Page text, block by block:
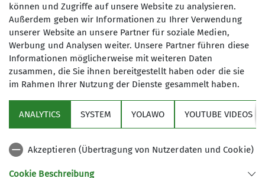
Danach gings dann sehr gut gestärkt weiter nach
oben, mehr oder weniger engagiert und mit mehr
oder weniger ausladendem Vorbau aufgrund des
nun angewachsenen Delikatessengewölbes.
Nächster Stopp war auf Höhe der ehemaligen
Grüntenhütte. Hier musste ich die Gruppe dann
Glücklicherweise, war Maren, unsere ebenfalls
sehr versierte DAV-Tourenführerin, mit von der
Partie! Sie führte die Truppe souverän das letzte
steile und teils felsige Stück des Grünten hinauf
zum Jägerdenkmal, um dort die Aussicht zu
können und Zugriffe auf unsere Website zu analysieren.
Außerdem geben wir Informationen zu Ihrer Verwendung
unserer Website an unsere Partner für soziale Medien,
Werbung und Analysen weiter. Unsere Partner führen diese
Informationen möglicherweise mit weiteren Daten
zusammen, die Sie ihnen bereitgestellt haben oder die sie
im Rahmen Ihrer Nutzung der Dienste gesammelt haben.
ANALYTICS SYSTEM YOLAWO YOUTUBE VIDEOS
Akzeptieren (Übertragung von Nutzerdaten und Cookie)
Cookie Beschreibung